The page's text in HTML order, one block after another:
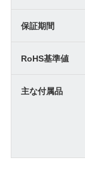
保証期間
RoHS基準値
主な付属品